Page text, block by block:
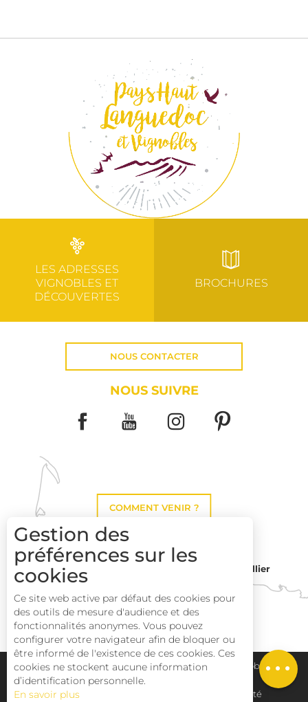
Description
Ouvertures
LES ADRESSES
VIGNOBLES ET
DÉCOUVERTES
BROCHURES
NOUS CONTACTER
NOUS SUIVRE
COMMENT VENIR ?
Montpellier
Perpignan
Plan du site Pays Haut Languedoc et Vignobles
Mentions légales Déclaration d'accessibilité
Gestion des
préférences sur les
cookies
Ce site web active par défaut des cookies pour
des outils de mesure d'audience et des
fonctionnalités anonymes. Vous pouvez
configurer votre navigateur afin de bloquer ou
être informé de l'existence de ces cookies. Ces
cookies ne stockent aucune information
d’identification personnelle.
En savoir plus